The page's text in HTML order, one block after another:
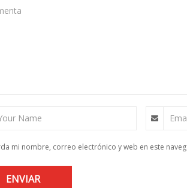
Name
mi nombre, correo electrónico y web en este